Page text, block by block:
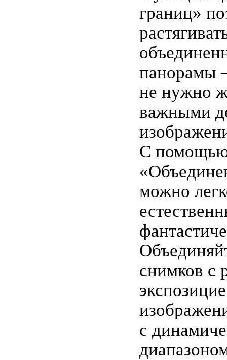
границ»
панорамы
не нужно
важными
С
можно
снимков с
с